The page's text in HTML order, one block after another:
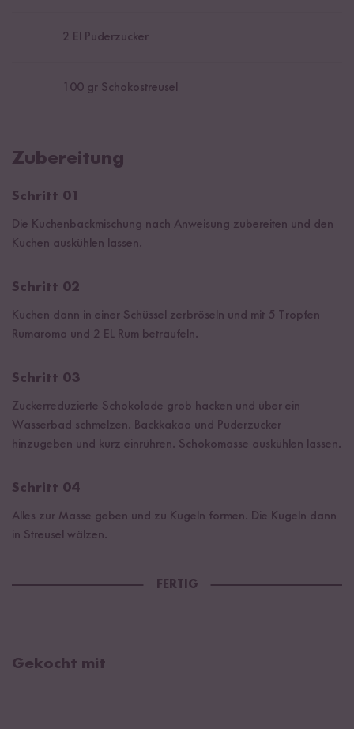
2 El Puderzucker
100 gr Schokostreusel
Zubereitung
Schritt 01
Die Kuchenbackmischung nach Anweisung zubereiten und den
Kuchen auskühlen lassen.
Schritt 02
Kuchen dann in einer Schüssel zerbröseln und mit 5 Tropfen
Rumaroma und 2 EL Rum beträufeln.
Schritt 03
Zuckerreduzierte Schokolade grob hacken und über ein
Wasserbad schmelzen. Backkakao und Puderzucker
hinzugeben und kurz einrühren. Schokomasse auskühlen lassen.
Schritt 04
Alles zur Masse geben und zu Kugeln formen. Die Kugeln dann
in Streusel wälzen.
FERTIG
Gekocht mit